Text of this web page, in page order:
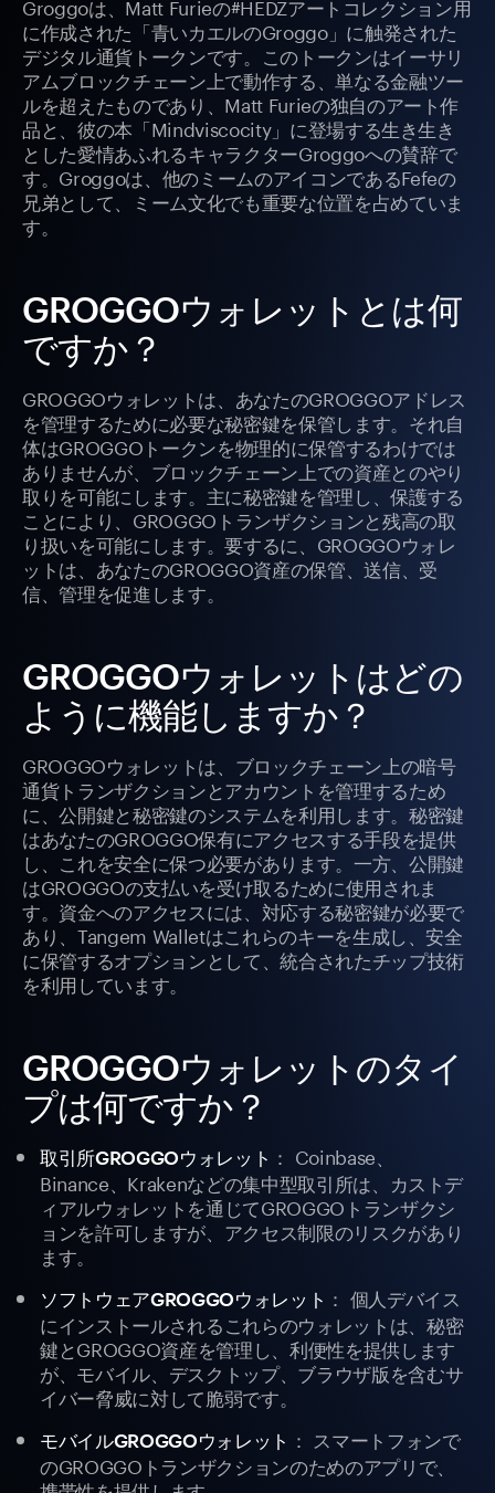
Groggoは、Matt Furieの#HEDZアートコレクション用
に作成された「青いカエルのGroggo」に触発された
デジタル通貨トークンです。このトークンはイーサリ
アムブロックチェーン上で動作する、単なる金融ツー
ルを超えたものであり、Matt Furieの独自のアート作
品と、彼の本「Mindviscocity」に登場する生き生き
とした愛情あふれるキャラクターGroggoへの賛辞で
す。Groggoは、他のミームのアイコンであるFefeの
兄弟として、ミーム文化でも重要な位置を占めていま
す。
GROGGOウォレットとは何
ですか？
GROGGOウォレットは、あなたのGROGGOアドレス
を管理するために必要な秘密鍵を保管します。それ自
体はGROGGOトークンを物理的に保管するわけでは
ありませんが、ブロックチェーン上での資産とのやり
取りを可能にします。主に秘密鍵を管理し、保護する
ことにより、GROGGOトランザクションと残高の取
り扱いを可能にします。要するに、GROGGOウォレ
ットは、あなたのGROGGO資産の保管、送信、受
信、管理を促進します。
GROGGOウォレットはどの
ように機能しますか？
GROGGOウォレットは、ブロックチェーン上の暗号
通貨トランザクションとアカウントを管理するため
に、公開鍵と秘密鍵のシステムを利用します。秘密鍵
はあなたのGROGGO保有にアクセスする手段を提供
し、これを安全に保つ必要があります。一方、公開鍵
はGROGGOの支払いを受け取るために使用されま
す。資金へのアクセスには、対応する秘密鍵が必要で
あり、Tangem Walletはこれらのキーを生成し、安全
に保管するオプションとして、統合されたチップ技術
を利用しています。
GROGGOウォレットのタイ
プは何ですか？
取引所GROGGOウォレット ： Coinbase、
Binance、Krakenなどの集中型取引所は、カストデ
ィアルウォレットを通じてGROGGOトランザクシ
ョンを許可しますが、アクセス制限のリスクがあり
ます。
ソフトウェアGROGGOウォレット ： 個人デバイス
にインストールされるこれらのウォレットは、秘密
鍵とGROGGO資産を管理し、利便性を提供します
が、モバイル、デスクトップ、ブラウザ版を含むサ
イバー脅威に対して脆弱です。
モバイルGROGGOウォレット ： スマートフォンで
のGROGGOトランザクションのためのアプリで、